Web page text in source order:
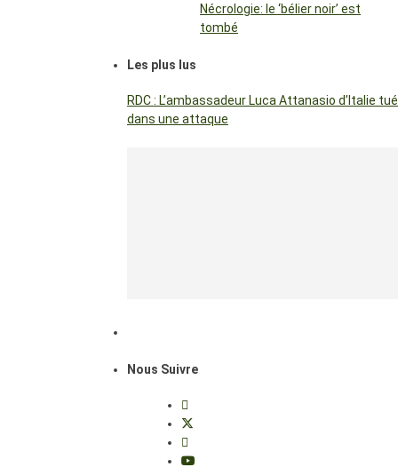
Nécrologie: le ‘bélier noir’ est
tombé
Les plus lus
RDC : L’ambassadeur Luca Attanasio d’Italie tué
dans une attaque
Nous Suivre